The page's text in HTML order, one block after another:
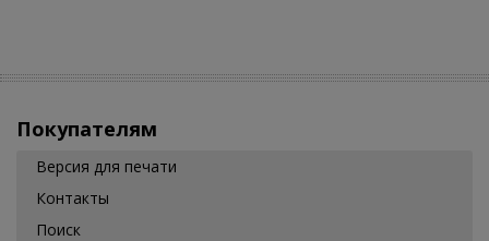
Покупателям
Версия для печати
Контакты
Поиск